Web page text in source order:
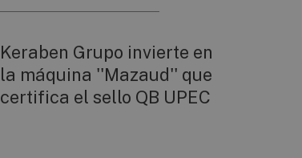
Keraben Grupo invierte en
la máquina ''Mazaud'' que
certifica el sello QB UPEC